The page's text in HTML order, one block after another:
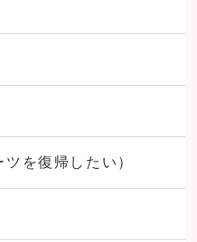
を復帰したい）